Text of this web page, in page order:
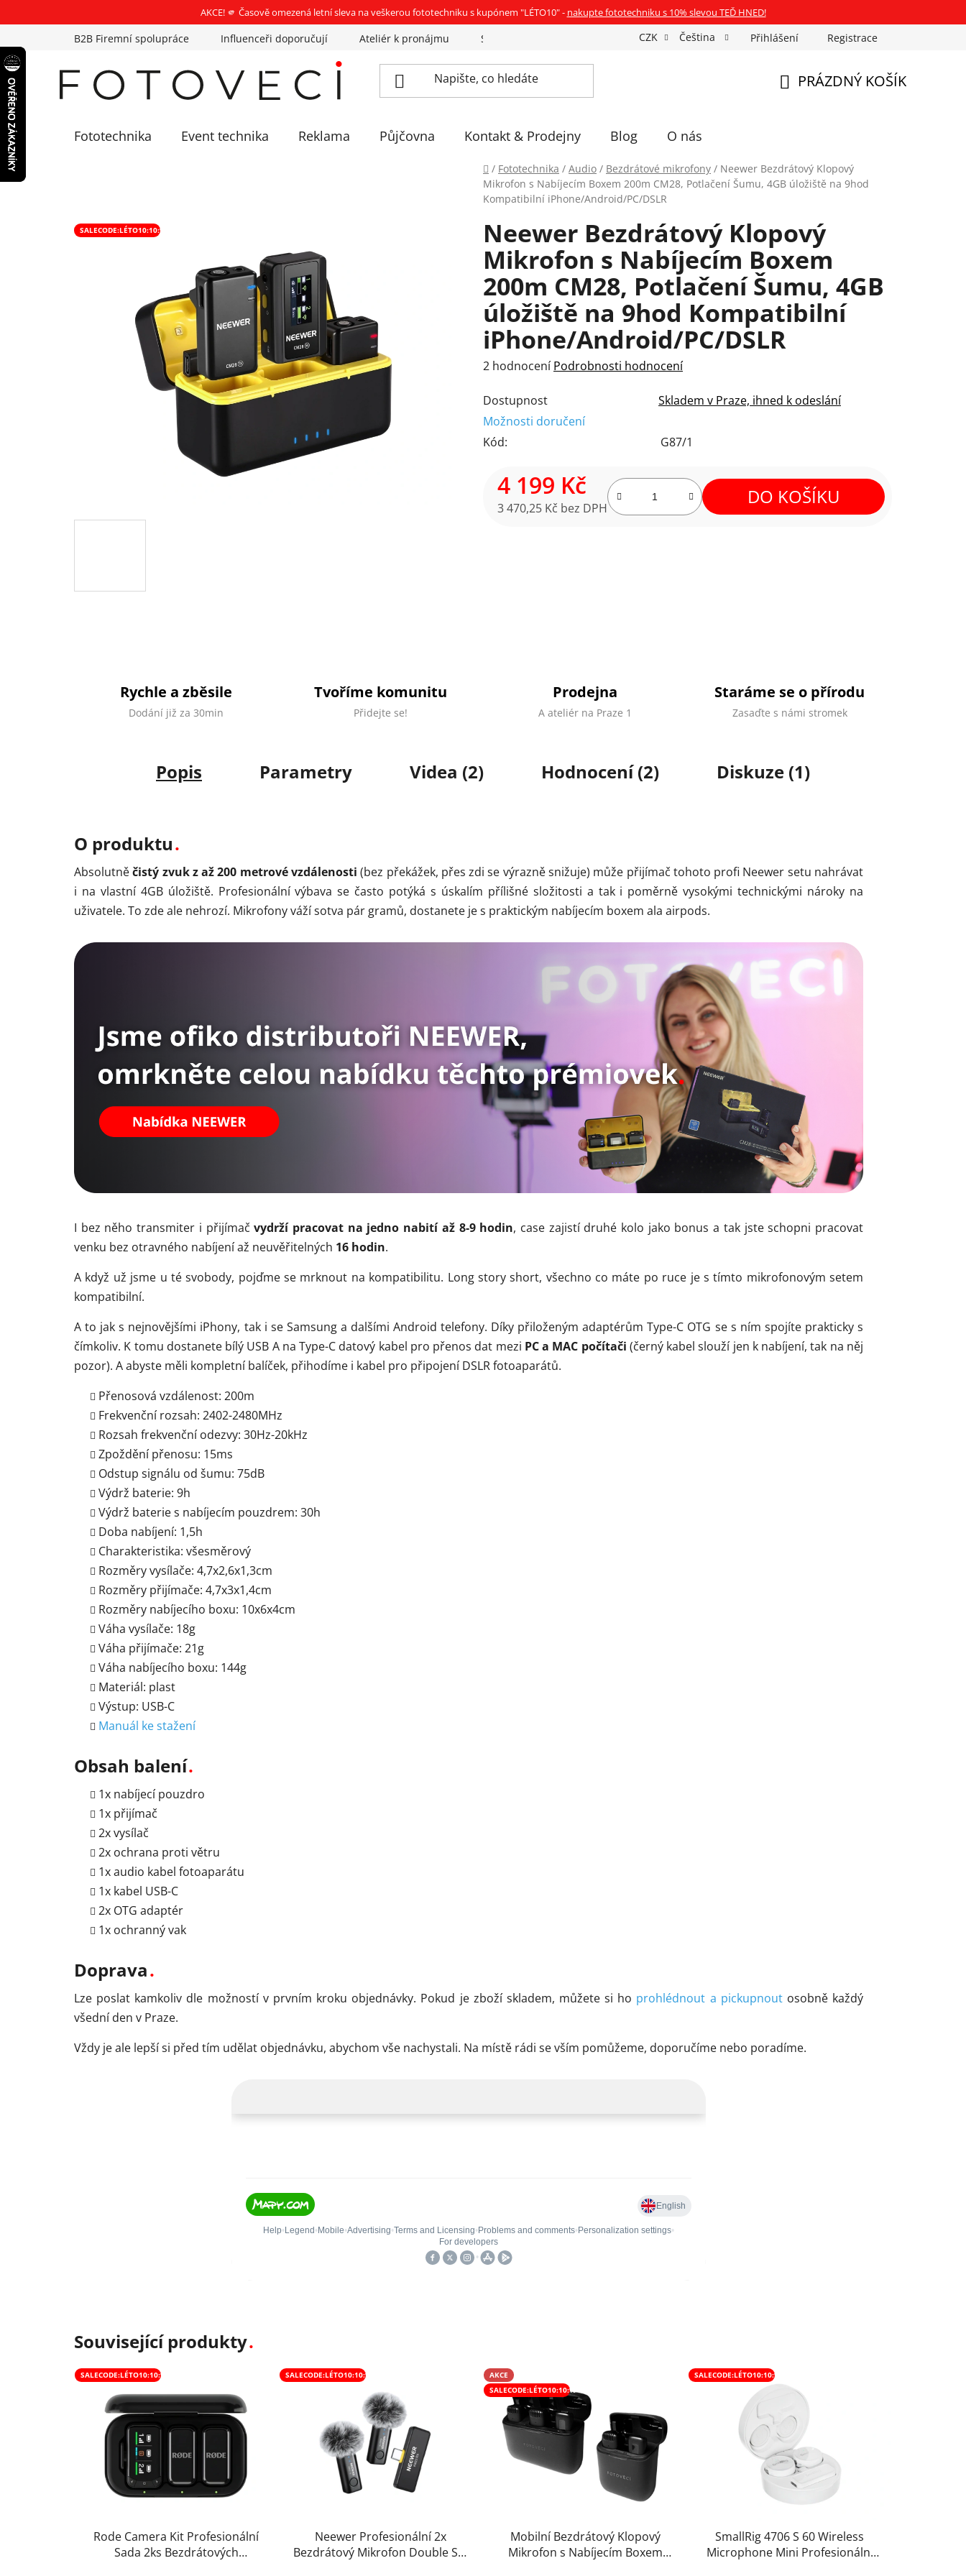
AKCE! 🫵 Časově omezená letní sleva na veškerou fototechniku s kupónem "LÉTO10" - nakupte fototechniku s 10% slevou TEĎ HNED!
na
obsah
B2B Firemní spolupráce Influenceři doporučují Ateliér k pronájmu Sázíme stromky Eventovka Fotospin Neony na míru Průkazové Foto
CZK Čeština Přihlášení Registrace
PRÁZDNÝ KOŠÍK
Fototechnika Event technika Reklama Půjčovna Kontakt & Prodejny Blog O nás
Domů
/ Fototechnika / Audio / Bezdrátové mikrofony / Neewer Bezdrátový Klopový
Mikrofon s Nabíjecím Boxem 200m CM28, Potlačení Šumu, 4GB úložiště na 9hod
Kompatibilní iPhone/Android/PC/DSLR
Neewer Bezdrátový Klopový
Mikrofon s Nabíjecím Boxem
200m CM28, Potlačení Šumu, 4GB
úložiště na 9hod Kompatibilní
iPhone/Android/PC/DSLR
Průměrné
produktu
je
5,0
hvězdiček.
2 hodnocení Podrobnosti hodnocení
Dostupnost
Skladem v Praze, ihned k odeslání
Možnosti doručení
Kód:
G87/1
4 199 Kč
3 470,25 Kč bez DPH
DO KOŠÍKU
SALECODE:LÉTO10:10:%
Rychle a zběsile
Dodání již za 30min
Tvoříme komunitu
Přidejte se!
Prodejna
A ateliér na Praze 1
Staráme se o přírodu
Zasaďte s námi stromek
Popis Parametry Videa (2) Hodnocení (2) Diskuze (1)
O produktu
Absolutněčistý zvuk z až 200 metrové vzdálenosti (bez překážek, přes zdi se výrazně snižuje) může přijímač tohoto profi Neewer setu nahrávat
i na vlastní 4GB úložiště. Profesionální výbava se často potýká s úskalím přílišné složitosti a tak i poměrně vysokými technickými nároky na
uživatele. To zde ale nehrozí. Mikrofony váží sotva pár gramů, dostanete je s praktickým nabíjecím boxem ala airpods.
I bez něho transmiter i přijímačvydrží pracovat na jedno nabití až 8-9 hodin, case zajistí druhé kolo jako bonus a tak jste schopni pracovat
venku bez otravného nabíjení až neuvěřitelných 16 hodin.
A když už jsme u té svobody, pojďme se mrknout na kompatibilitu. Long story short, všechno co máte po ruce je s tímto mikrofonovým setem
kompatibilní.
A to jak s nejnovějšími iPhony, tak i se Samsung a dalšími Android telefony. Díky přiloženým adaptérům Type-C OTG se s ním spojíte prakticky s
čímkoliv. K tomu dostanete bílý USB A na Type-C datový kabel pro přenos dat mezi PC a MAC počítači (černý kabel slouží jen k nabíjení, tak na něj
pozor). A abyste měli kompletní balíček, přihodíme i kabel pro připojení DSLR fotoaparátů.
Přenosová vzdálenost: 200m
Frekvenční rozsah: 2402-2480MHz
Rozsah frekvenční odezvy: 30Hz-20kHz
Zpoždění přenosu: 15ms
Odstup signálu od šumu: 75dB
Výdrž baterie: 9h
Výdrž baterie s nabíjecím pouzdrem: 30h
Doba nabíjení: 1,5h
Charakteristika: všesměrový
Rozměry vysílače: 4,7x2,6x1,3cm
Rozměry přijímače: 4,7x3x1,4cm
Rozměry nabíjecího boxu: 10x6x4cm
Váha vysílače: 18g
Váha přijímače: 21g
Váha nabíjecího boxu: 144g
Materiál: plast
Výstup: USB-C
Manuál ke stažení
Obsah balení
1x nabíjecí pouzdro
1x přijímač
2x vysílač
2x ochrana proti větru
1x audio kabel fotoaparátu
1x kabel USB-C
2x OTG adaptér
1x ochranný vak
Doprava
Lze poslat kamkoliv dle možností v prvním kroku objednávky. Pokud je zboží skladem, můžete si ho prohlédnout a pickupnoutosobně každý
všední den v Praze.
Vždy je ale lepší si před tím udělat objednávku, abychom vše nachystali. Na místě rádi se vším pomůžeme, doporučíme nebo poradíme.
Související produkty
SALECODE:LÉTO10:10:%
Rode Camera Kit Profesionální
Sada 2ks Bezdrátových
SALECODE:LÉTO10:10:%
Neewer Profesionální 2x
Bezdrátový Mikrofon Double Set
AKCE
SALECODE:LÉTO10:10:%
Mobilní Bezdrátový Klopový
Mikrofon s Nabíjecím Boxem
SALECODE:LÉTO10:10:%
SmallRig 4706 S 60 Wireless
Microphone Mini Profesionální
Novinky, tipy a inspirace ze světa content tvorby, fototechniky